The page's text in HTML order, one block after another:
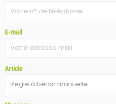
E-mail
Article